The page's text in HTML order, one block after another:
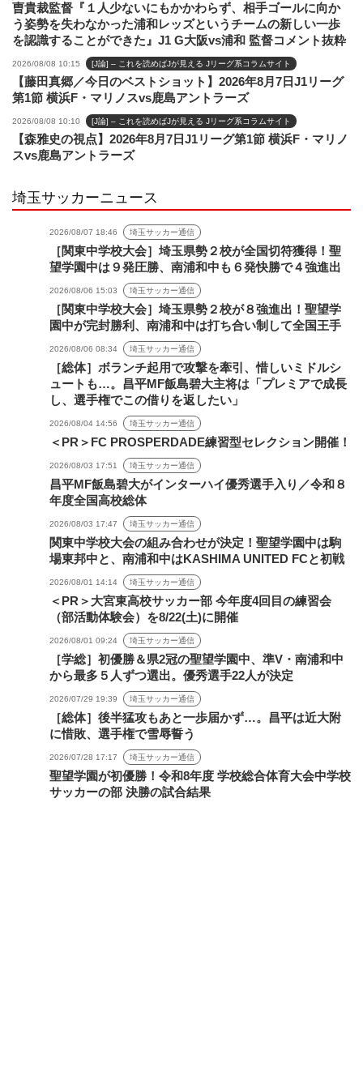
曺貴裁監督『１人少ないにもかかわらず、相手ゴールに向か
う姿勢を失わなかった浦和レッズというチームの新しい一歩
を認識することができた』J1 G大阪vs浦和 監督コメント抜粋
2026/08/08 10:15 [J論] – これを読めばJが見える Jリーグ系コラムサイト
【藤田真郷／今日のベストショット】2026年8月7日J1リーグ
第1節 横浜F・マリノスvs鹿島アントラーズ
2026/08/08 10:10 [J論] – これを読めばJが見える Jリーグ系コラムサイト
【森雅史の視点】2026年8月7日J1リーグ第1節 横浜F・マリノ
スvs鹿島アントラーズ
埼玉サッカーニュース
2026/08/07 18:46 埼玉サッカー通信
［関東中学校大会］埼玉県勢２校が全国切符獲得！聖
望学園中は９発圧勝、南浦和中も６発快勝で４強進出
2026/08/06 15:03 埼玉サッカー通信
［関東中学校大会］埼玉県勢２校が８強進出！聖望学
園中が完封勝利、南浦和中は打ち合い制して全国王手
2026/08/06 08:34 埼玉サッカー通信
［総体］ボランチ起用で攻撃を牽引、惜しいミドルシ
ュートも…。昌平MF飯島碧大主将は「プレミアで成長
し、選手権でこの借りを返したい」
2026/08/04 14:56 埼玉サッカー通信
＜PR＞FC PROSPERDADE練習型セレクション開催！
2026/08/03 17:51 埼玉サッカー通信
昌平MF飯島碧大がインターハイ優秀選手入り／令和８
年度全国高校総体
2026/08/03 17:47 埼玉サッカー通信
関東中学校大会の組み合わせが決定！聖望学園中は駒
場東邦中と、南浦和中はKASHIMA UNITED FCと初戦
2026/08/01 14:14 埼玉サッカー通信
＜PR＞大宮東高校サッカー部 今年度4回目の練習会
（部活動体験会）を8/22(土)に開催
2026/08/01 09:24 埼玉サッカー通信
［学総］初優勝＆県2冠の聖望学園中、準V・南浦和中
から最多５人ずつ選出。優秀選手22人が決定
2026/07/29 19:39 埼玉サッカー通信
［総体］後半猛攻もあと一歩届かず…。昌平は近大附
に惜敗、選手権で雪辱誓う
2026/07/28 17:17 埼玉サッカー通信
聖望学園が初優勝！令和8年度 学校総合体育大会中学校
サッカーの部 決勝の試合結果